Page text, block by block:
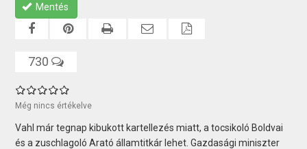
Mentés
730
Még nincs értékelve
Vahl már tegnap kibukott kartellezés miatt, a tocsikoló Boldvai
és a zuschlagoló Arató államtitkár lehet. Gazdasági miniszter